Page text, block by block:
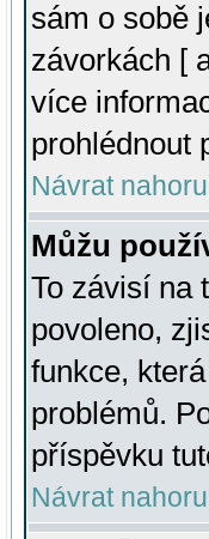
sám o sobě
závorkách [
více
prohlédnout
Návrat nahoru
Můžu
To závisí na
povoleno,
funkce,
problémů.
příspěvku
Návrat nahoru